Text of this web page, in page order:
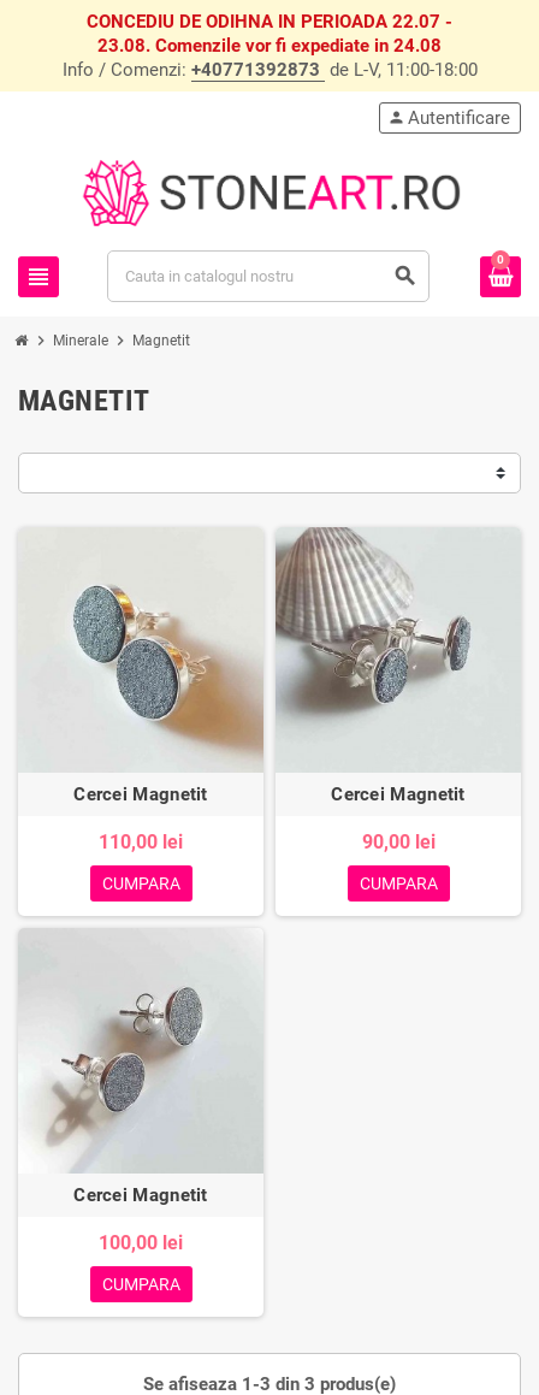
CONCEDIU DE ODIHNA IN PERIOADA 22.07 -
23.08. Comenzile vor fi expediate in 24.08
Info / Comenzi: +40771392873 de L-V, 11:00-18:00
view_headline search
person Autentificare
0
chevron_right Minerale chevron_right Magnetit
MAGNETIT
Cercei Magnetit
110,00 lei
CUMPARA
Cercei Magnetit
90,00 lei
CUMPARA
Cercei Magnetit
100,00 lei
CUMPARA
Se afiseaza 1-3 din 3 produs(e)